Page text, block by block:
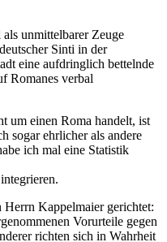
unmittelbarer Zeuge
Sinti in der
eine aufdringlich bettelnde
Romanes verbal
um einen Roma handelt, ist
sogar ehrlicher als andere
ich mal eine Statistik
Kappelmaier gerichtet:
Vorurteile gegen
richten sich in Wahrheit